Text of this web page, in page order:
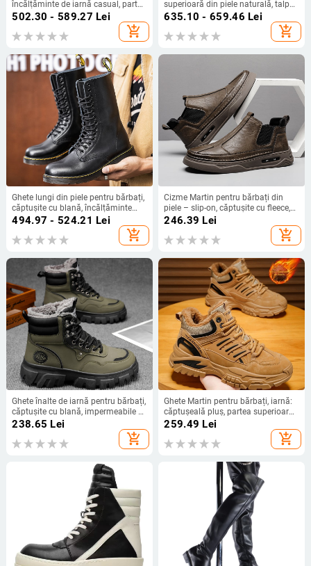
încălțăminte de iarnă casual, partea
superioară din piele Ultrafilm, talpă
EVA spumă, toc mediu 3–5 cm, vârf
rotund, branț din plasă
502.30 - 589.27 Lei
add_shopping_cart
superioară din piele naturală, talpă
din cauciuc, stil hip-hop/cizme de
635.10 - 659.46 Lei
add_shopping_cart
Ghete lungi din piele pentru bărbați,
căptușite cu blană, încălțăminte
Martin încălzită, ghete de
lucru/motocicletă în stil britanic
494.97 - 524.21 Lei
add_shopping_cart
Cizme Martin pentru bărbați din
piele – slip-on, căptușite cu fleece,
înălțime medie, stil britanic casual,
246.39 Lei
add_shopping_cart
Ghete înalte de iarnă pentru bărbați,
căptușite cu blană, impermeabile și
antiderapante, ghete de zăpadă
238.65 Lei
add_shopping_cart
Ghete Martin pentru bărbați, iarnă:
căptușeală pluș, partea superioară
PU, talpă din cauciuc, design de
antiderapantă
259.49 Lei
add_shopping_cart